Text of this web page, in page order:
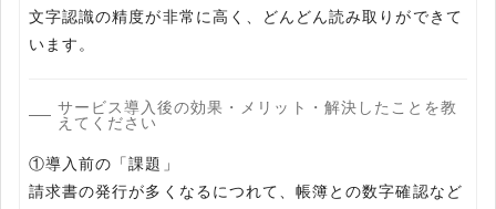
文字認識の精度が非常に高く、どんどん読み取りができて
います。
サービス導入後の効果・メリット・解決したことを教
えてください
①導入前の「課題」
請求書の発行が多くなるにつれて、帳簿との数字確認など